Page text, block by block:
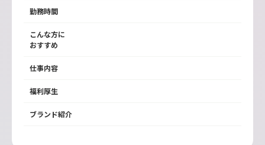
勤務時間
こんな方に
おすすめ
仕事内容
福利厚生
ブランド紹介